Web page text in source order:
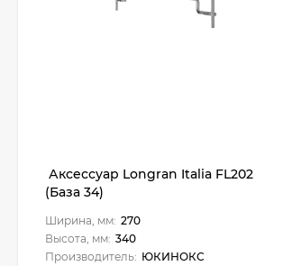
Аксессуар Longran Italia FL202
(База 34)
Ширина, мм: 270
Высота, мм: 340
Производитель: ЮКИНОКС